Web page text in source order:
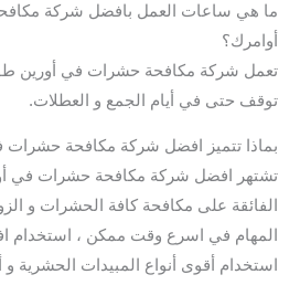
ما هي ساعات العمل بافضل شركة
أوامرك؟
توقف حتى في أيام الجمع و العطلات.
بماذا تتميز افضل شركة مكافحة حشرات
تشتهر افضل شركة مكافحة حشرات في
الفائقة على مكافحة كافة الحشرات و
المهام في اسرع وقت ممكن ، استخدام
استخدام أقوى أنواع المبيدات الحشرية و